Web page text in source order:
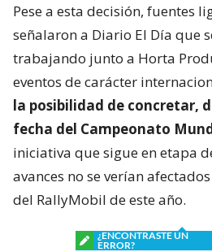
Pese a esta decisión, fuentes
señalaron a Diario El Día que
trabajando junto a Horta
eventos de carácter
la posibilidad de concretar,
fecha del Campeonato
iniciativa que sigue en etapa
avances no se verían
del RallyMobil de este año.
¿ENCONTRASTE UN
ERROR?